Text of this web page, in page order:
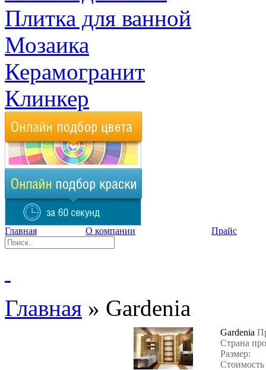
Плитка для ванной
Мозаика
Керамогранит
Клинкер
Главная О компании Прайс
Главная » Gardenia
Gardenia
Страна
Размер: